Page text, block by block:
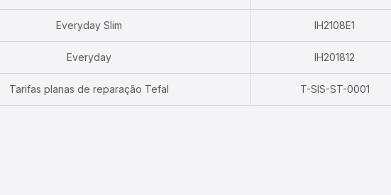
Everyday Slim
IH2108E1
Everyday
IH201812
Tarifas planas de reparação Tefal
T-SIS-ST-0001